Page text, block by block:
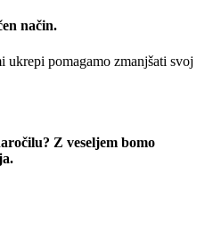
način.
pomagamo zmanjšati svoj
Z veseljem bomo